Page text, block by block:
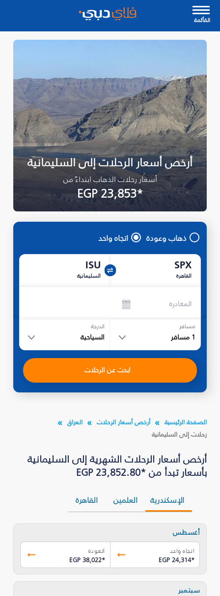
القأئمة
أرخص أسعار الرحلات إلى السليمانية‎
أسعار رحلات الذهاب ابتداءً من
*EGP 23,853
ذهاب وعودة اتجاه واحد
SPX
القاهرة
ISU
السليمانية‎
المغادرة
مسافر
1 مسافر
الدرجة
السياحية
ابحث عن الرحلات
الصفحة الرئيسية أرخص أسعار الرحلات
العراق
رحلات إلى السليمانية‎
أرخص أسعار الرحلات الشهرية إلى السليمانية‎
بأسعار تبدأ من *EGP 23,852.80
الإسكندرية العلمين القاهرة
أغسطس
اتجاه واحد
EGP 24,314*
العودة
EGP 38,022*
سبتمبر